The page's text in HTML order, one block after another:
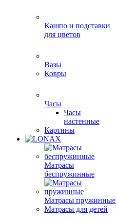
Кашпо и подставки
для цветов
Вазы
Ковры
Часы
Часы
настенные
Картины
Матрасы
беспружинные
Матрасы пружинные
Матрасы для детей